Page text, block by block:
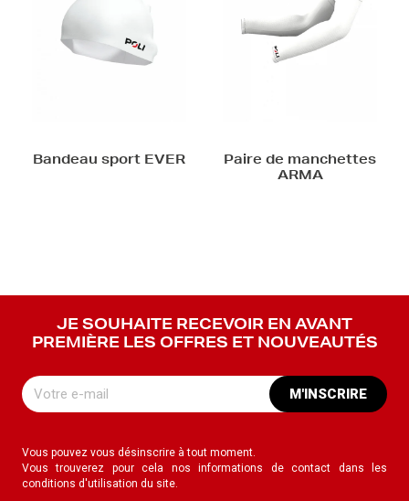
Bandeau sport EVER
Paire de manchettes
ARMA
JE SOUHAITE RECEVOIR EN AVANT
PREMIÈRE LES OFFRES ET NOUVEAUTÉS
M'INSCRIRE
Vous pouvez vous désinscrire à tout moment.
Vous trouverez pour cela nos informations de contact dans les
conditions d'utilisation du site.